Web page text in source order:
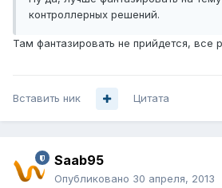
контроллерных решений.
Там фантазировать не прийдется, все
Вставить ник Цитата
Saab95
Опубликовано 30 апреля, 2013